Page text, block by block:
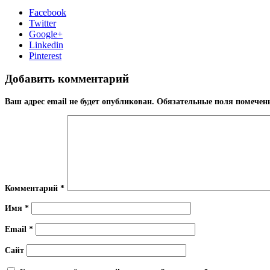
Facebook
Twitter
Google+
Linkedin
Pinterest
Добавить комментарий
Ваш адрес email не будет опубликован. Обязательные поля
Комментарий *
Имя *
Email *
Сайт